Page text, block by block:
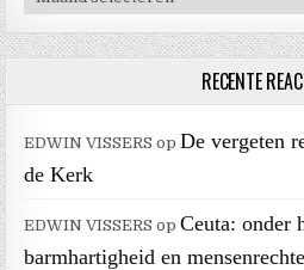
RECENTE
EDWIN VISSERS op De vergeten
de Kerk
EDWIN VISSERS opCeuta: onder
barmhartigheid en